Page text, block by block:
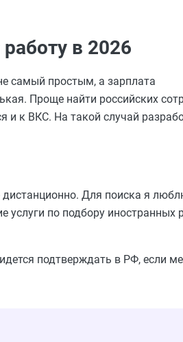
в 2026
самый простым, а зарплата
Проще найти российских
и к ВКС. На такой случай
Для поиска я
по подбору иностранных
подтверждать в РФ, если